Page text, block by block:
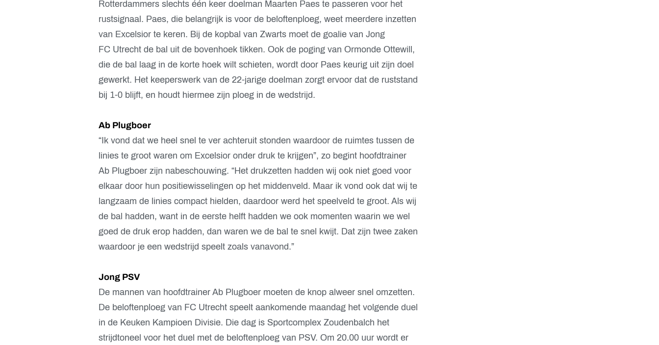
Rotterdammers slechts één keer doelman Maarten Paes te passeren voor het
rustsignaal. Paes, die belangrijk is voor de beloftenploeg, weet meerdere inzetten
van Excelsior te keren. Bij de kopbal van Zwarts moet de goalie van Jong
FC Utrecht de bal uit de bovenhoek tikken. Ook de poging van Ormonde Ottewill,
die de bal laag in de korte hoek wilt schieten, wordt door Paes keurig uit zijn doel
gewerkt. Het keeperswerk van de 22-jarige doelman zorgt ervoor dat de ruststand
bij 1-0 blijft, en houdt hiermee zijn ploeg in de wedstrijd.
Ab Plugboer
“Ik vond dat we heel snel te ver achteruit stonden waardoor de ruimtes tussen de
linies te groot waren om Excelsior onder druk te krijgen”, zo begint hoofdtrainer
Ab Plugboer zijn nabeschouwing. “Het drukzetten hadden wij ook niet goed voor
elkaar door hun positiewisselingen op het middenveld. Maar ik vond ook dat wij te
langzaam de linies compact hielden, daardoor werd het speelveld te groot. Als wij
de bal hadden, want in de eerste helft hadden we ook momenten waarin we wel
goed de druk erop hadden, dan waren we de bal te snel kwijt. Dat zijn twee zaken
waardoor je een wedstrijd speelt zoals vanavond.”
Jong PSV
De mannen van hoofdtrainer Ab Plugboer moeten de knop alweer snel omzetten.
De beloftenploeg van FC Utrecht speelt aankomende maandag het volgende duel
in de Keuken Kampioen Divisie. Die dag is Sportcomplex Zoudenbalch het
strijdtoneel voor het duel met de beloftenploeg van PSV. Om 20.00 uur wordt er